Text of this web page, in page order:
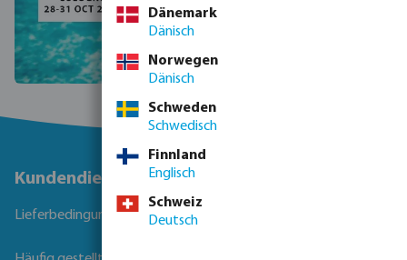
Kundendienst
Lieferbedingungen
Dänemark
Dänisch
Norwegen
Dänisch
Schweden
Schwedisch
Finnland
Englisch
Schweiz
Deutsch